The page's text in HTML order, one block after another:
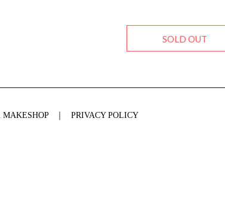
SOLD OUT
MAKESHOP PRIVACY POLICY